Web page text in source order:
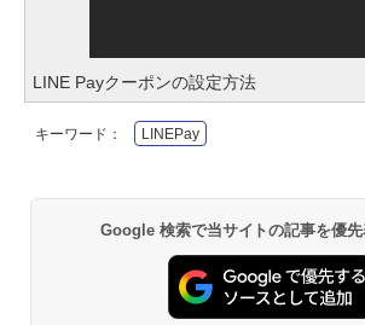
LINE Payクーポンの設定方法
キーワード： LINEPay
Google 検索で当サイトの記事を優